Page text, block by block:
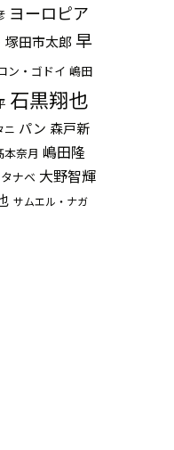
ヨーロピア
塚田市太郎 早
ン・ゴドイ 嶋田
石黒翔也
ニ パン 森戸新
本奈月 嶋田隆
ナベ 大野智輝
サムエル・ナガ